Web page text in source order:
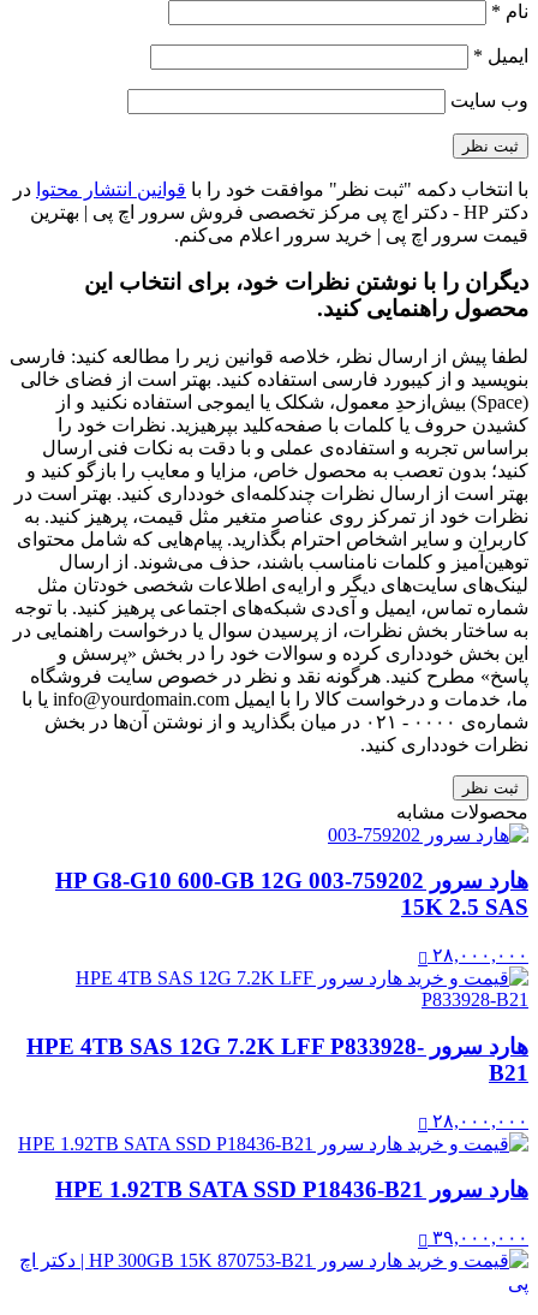
نام *
ایمیل *
وب‌ سایت
با انتخاب دکمه "ثبت نظر" موافقت خود را با قوانین انتشار محتوا در
دکتر HP - دکتر اچ پی مرکز تخصصی فروش سرور اچ پی | بهترین
قیمت سرور اچ پی | خرید سرور اعلام می‌کنم.
دیگران را با نوشتن نظرات خود، برای انتخاب این
محصول راهنمایی کنید.
لطفا پیش از ارسال نظر، خلاصه قوانین زیر را مطالعه کنید: فارسی
بنویسید و از کیبورد فارسی استفاده کنید. بهتر است از فضای خالی
(Space) بیش‌از‌حدِ معمول، شکلک یا ایموجی استفاده نکنید و از
کشیدن حروف یا کلمات با صفحه‌کلید بپرهیزید. نظرات خود را
براساس تجربه و استفاده‌ی عملی و با دقت به نکات فنی ارسال
کنید؛ بدون تعصب به محصول خاص، مزایا و معایب را بازگو کنید و
بهتر است از ارسال نظرات چندکلمه‌‌ای خودداری کنید. بهتر است در
نظرات خود از تمرکز روی عناصر متغیر مثل قیمت، پرهیز کنید. به
کاربران و سایر اشخاص احترام بگذارید. پیام‌هایی که شامل محتوای
توهین‌آمیز و کلمات نامناسب باشند، حذف می‌شوند. از ارسال
لینک‌های سایت‌های دیگر و ارایه‌ی اطلاعات شخصی خودتان مثل
شماره تماس، ایمیل و آی‌دی شبکه‌های اجتماعی پرهیز کنید. با توجه
به ساختار بخش نظرات، از پرسیدن سوال یا درخواست راهنمایی در
این بخش خودداری کرده و سوالات خود را در بخش «پرسش و
پاسخ» مطرح کنید. هرگونه نقد و نظر در خصوص سایت فروشگاه
ما، خدمات و درخواست کالا را با ایمیل info@yourdomain.com یا با
شماره‌ی ۰۰۰۰ - ۰۲۱ در میان بگذارید و از نوشتن آن‌ها در بخش
نظرات خودداری کنید.
ثبت نظر
محصولات مشابه
هارد سرور 759202-003 HP G8-G10 600-GB 12G
15K 2.5 SAS
۲۸,۰۰۰,۰۰۰
هارد سرور HPE 4TB SAS 12G 7.2K LFF P833928-
B21
۲۸,۰۰۰,۰۰۰
هارد سرور HPE 1.92TB SATA SSD P18436-B21
۳۹,۰۰۰,۰۰۰